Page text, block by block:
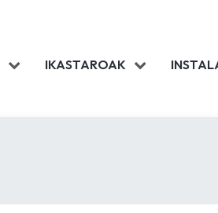
IKASTAROAK